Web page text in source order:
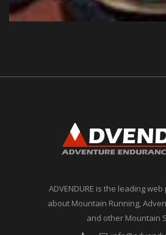
ADVENDURE is the leading
about Mountain Running,
and other Mountain